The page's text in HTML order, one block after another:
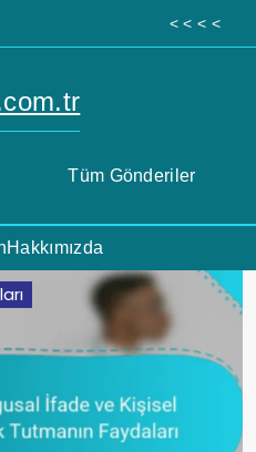
< < < <
Tüm Gönderiler
Hakkımızda